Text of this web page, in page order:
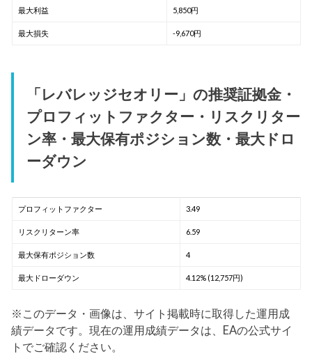
最大利益 5,850円
最大損失 -9,670円
「レバレッジセオリー」の推奨証拠金・
プロフィットファクター・リスクリター
ン率・最大保有ポジション数・最大ドロ
ーダウン
プロフィットファクター 3.49
リスクリターン率 6.59
最大保有ポジション数 4
最大ドローダウン 4.12% (12,757円)
※このデータ・画像は、サイト掲載時に取得した運用成
績データです。現在の運用成績データは、EAの公式サイ
トでご確認ください。